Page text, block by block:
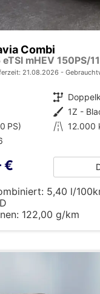
Combi
21.08.2026
Getriebe
Außenfarbe 1Z -
PS) Kilometerstand 12.000
€
5,40 l/
D
122,00 g/km